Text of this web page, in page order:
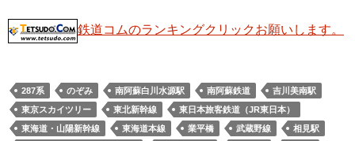
鉄道コムのランキングクリックお願いします。
287系 のぞみ 南阿蘇白川水源駅 南阿蘇鉄道
吉川美南駅
東京スカイツリー
東北新幹線
東日本旅客鉄道（JR東日本）
東海道・山陽新幹線
東海道本線 業平橋 武蔵野線
相見駅